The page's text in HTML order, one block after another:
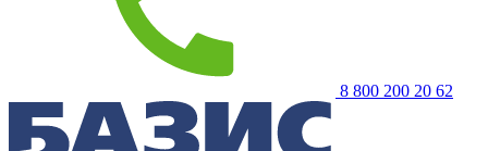
8 800 200 20 62